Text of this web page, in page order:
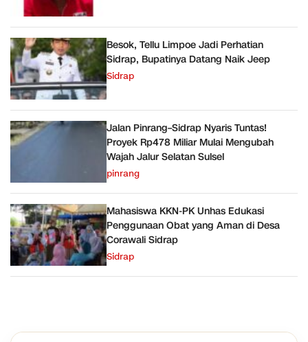
Besok, Tellu Limpoe Jadi Perhatian
Sidrap, Bupatinya Datang Naik Jeep
Sidrap
Jalan Pinrang–Sidrap Nyaris Tuntas!
Proyek Rp478 Miliar Mulai Mengubah
Wajah Jalur Selatan Sulsel
pinrang
Mahasiswa KKN-PK Unhas Edukasi
Penggunaan Obat yang Aman di Desa
Corawali Sidrap
Sidrap